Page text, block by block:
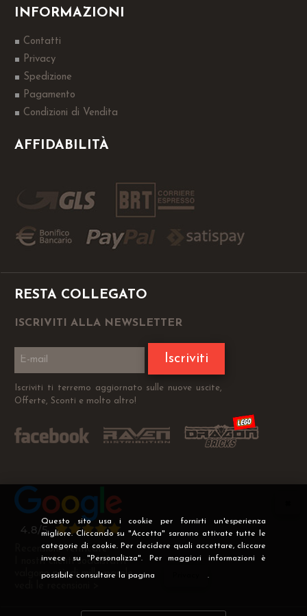
Questo sito usa i cookie per fornirti un'esperienza
migliore. Cliccando su "Accetta" saranno attivate tutte le
categorie di cookie. Per decidere quali accettare, cliccare
invece su "Personalizza". Per maggiori informazioni è
possibile consultare la pagina .
INFORMAZIONI
Contatti
Privacy
Spedizione
Pagamento
Condizioni di Vendita
AFFIDABILITÀ
RESTA COLLEGATO
ISCRIVITI ALLA NEWSLETTER
Iscriviti
Iscriviti ti terremo aggiornato sulle nuove uscite,
Offerte, Sconti e molto altro!
Recensioni Verificate
I nostri clienti soddisfatti
valgono più di mille parole